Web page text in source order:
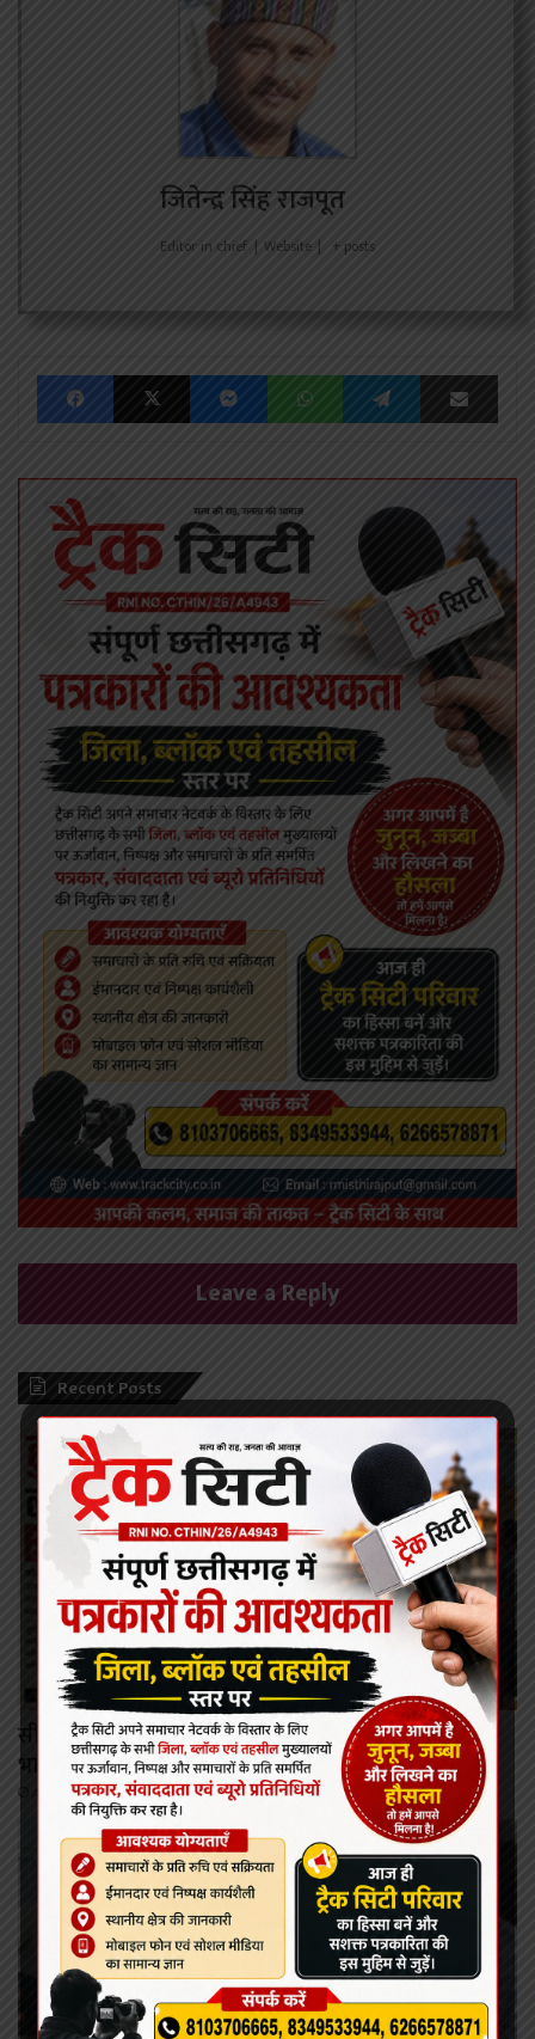
जितेन्द्र सिंह राजपूत
Editor in chief | Website | + posts
FacebookX MessengerWhatsAppTelegram Share via Email
Leave a Reply
Recent Posts
कोरबा
सीतामणी रेत घाट पर माइनिंग टीम से हुज्जत, जब्त ट्रैक्टर लेकर
भागने का आरोप
August 9, 2026